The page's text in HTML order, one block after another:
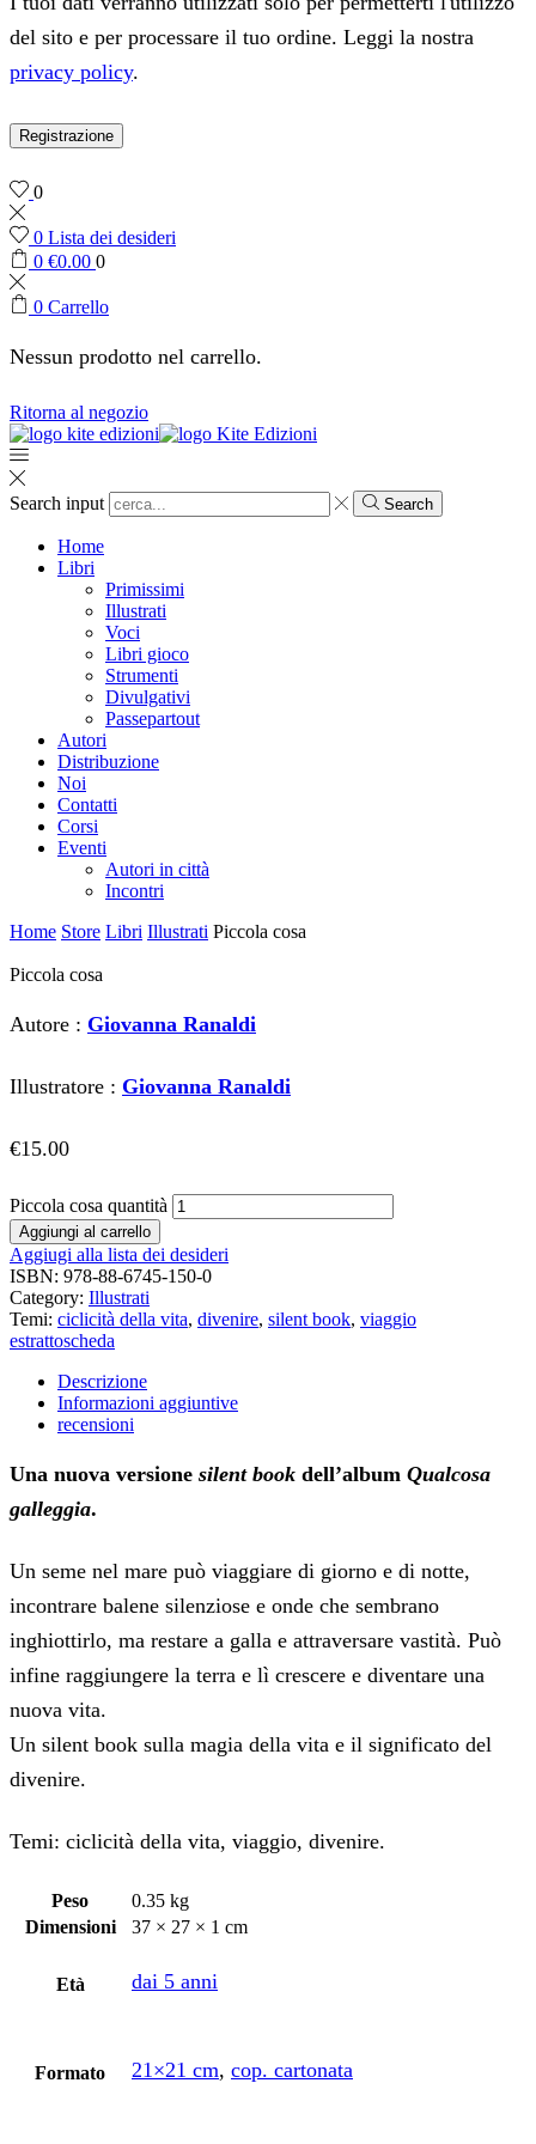
del sito e per processare il tuo ordine. Leggi la nostra
privacy policy.
Registrazione
0
0 Lista dei desideri
0 €0.00 0
0 Carrello
Nessun prodotto nel carrello.
Ritorna al negozio
Search input Search
Home
Libri
Primissimi
Illustrati
Voci
Libri gioco
Strumenti
Divulgativi
Passepartout
Autori
Distribuzione
Noi
Contatti
Corsi
Eventi
Autori in città
Incontri
Home Store Libri Illustrati Piccola cosa
Piccola cosa
Autore : Giovanna Ranaldi
Illustratore : Giovanna Ranaldi
€15.00
Piccola cosa quantità
Aggiungi al carrello
Aggiugi alla lista dei desideri
ISBN: 978-88-6745-150-0
Category: Illustrati
Temi: ciclicità della vita, divenire, silent book, viaggio
estrattoscheda
Descrizione
Informazioni aggiuntive
recensioni
Una nuova versione silent book dell’album Qualcosa
galleggia.
Un seme nel mare può viaggiare di giorno e di notte,
incontrare balene silenziose e onde che sembrano
inghiottirlo, ma restare a galla e attraversare vastità. Può
infine raggiungere la terra e lì crescere e diventare una
nuova vita.
Un silent book sulla magia della vita e il significato del
divenire.
Temi: ciclicità della vita, viaggio, divenire.
Peso
0.35 kg
Dimensioni
37 × 27 × 1 cm
Età dai 5 anni
Formato 21×21 cm, cop. cartonata